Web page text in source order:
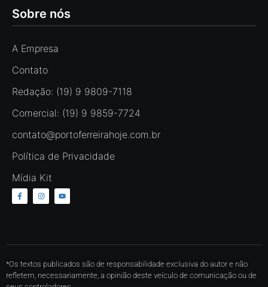
Sobre nós
A Empresa
Contato
Redação: (19) 9 9809-7118
Comercial: (19) 9 9859-7724
contato@portoferreirahoje.com.br
Política de Privacidade
Mídia Kit
*Os textos publicados são de responsabilidade exclusiva do autor e não
refletem, necessariamente, a opinião deste veículo de comunicação ou de